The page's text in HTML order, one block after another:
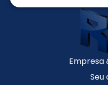
Empresa
Seu